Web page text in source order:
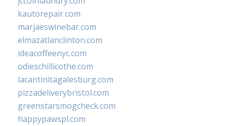
kautorepair.com
marjaeswinebar.com
elmazatlanclinton.com
ideacoffeenyc.com
odieschillicothe.com
lacantinitagalesburg.com
pizzadeliverybristol.com
greenstarsmogcheck.com
happypawspl.com